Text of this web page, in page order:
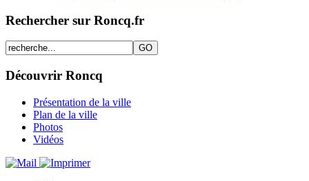
Rechercher sur Roncq.fr
Découvrir Roncq
Présentation de la ville
Plan de la ville
Photos
Vidéos